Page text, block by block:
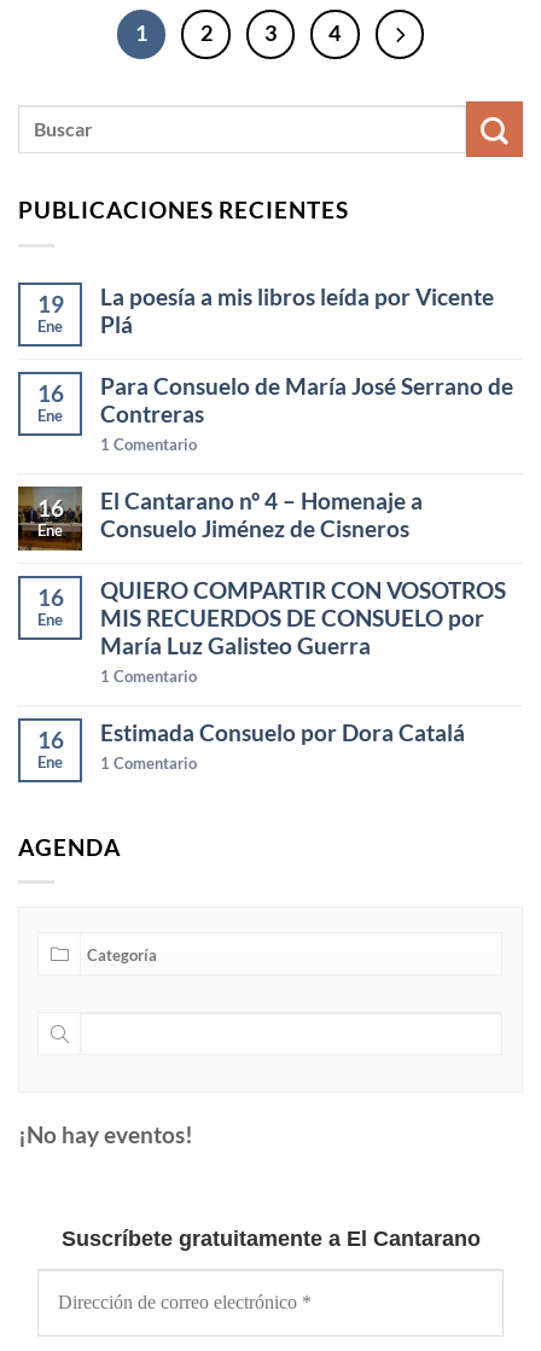
1 2 3 4
PUBLICACIONES RECIENTES
19
Ene
La poesía a mis libros leída por Vicente
Plá
16
Ene
Para Consuelo de María José Serrano de
Contreras
1 Comentario
16
Ene
El Cantarano nº 4 – Homenaje a
Consuelo Jiménez de Cisneros
16
Ene
QUIERO COMPARTIR CON VOSOTROS
MIS RECUERDOS DE CONSUELO por
María Luz Galisteo Guerra
1 Comentario
16
Ene
Estimada Consuelo por Dora Catalá
1 Comentario
AGENDA
¡No hay eventos!
Suscríbete gratuitamente a El Cantarano